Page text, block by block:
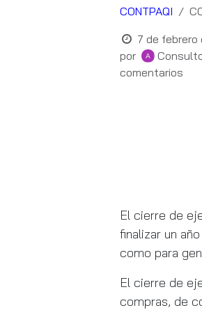
CONTPAQI
7 de febrero
por
comentarios
El cierre de
finalizar un
como para
El cierre de
compras, de